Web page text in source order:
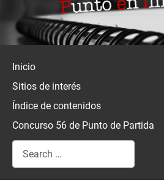
Inicio
Sitios de interés
Índice de contenidos
Concurso 56 de Punto de Partida
Search